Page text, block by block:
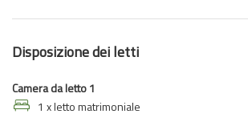
Bidet
Centro
Climatizzatore
Doccia
Disposizione dei letti
Camera da letto 1
1 x letto matrimoniale